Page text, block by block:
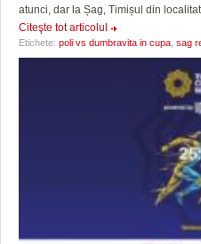
atunci, dar la Șag, Timișul din
Citeşte tot articolul
Etichete: poli vs dumbravita in cupa, sag